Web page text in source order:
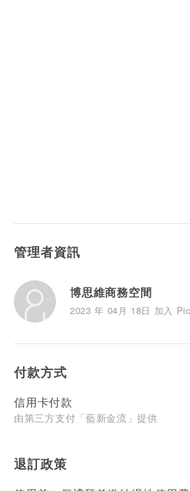
管理者資訊
博思維商務空間
2023 年 04月 18日 加入
付款方式
信用卡付款
由第三方支付「藍新金流」提供
退訂政策